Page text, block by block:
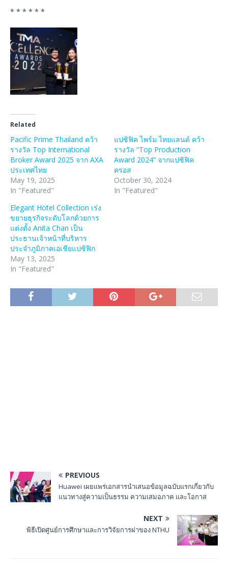
* * * * * *
Related
Pacific Prime Thailand คว้า
รางวัล Top International
Broker Award 2025 จาก AXA
ประเทศไทย
May 19, 2025
In "Featured"
แปซิฟิค ไพร์ม ไทยแลนด์ คว้า
รางวัล “Top Production
Award 2024” จากแปซิฟิค
ครอส
October 30, 2024
In "Featured"
Elegant Hotel Collection เร่ง
ขยายธุรกิจระดับโลกด้วยการ
แต่งตั้ง Anita Chan เป็น
ประธานเจ้าหน้าที่บริหาร
ประจำภูมิภาคเอเชียแปซิฟิก
May 13, 2025
In "Featured"
PREVIOUS
Huawei เผยแพร่เอกสารนำเสนอข้อมูลฉบับแรกเกี่ยวกับ
แนวทางสู่ความเป็นธรรม ความเสมอภาค และโอกาส
NEXT
พิธีเปิดศูนย์การศึกษาและการวิจัยการผ่าของ NTHU